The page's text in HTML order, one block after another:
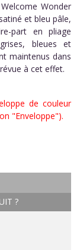
Wonder
et bleu pâle,
part en pliage
bleues et
maintenus dans
à cet effet.
de couleur
"Enveloppe").
?